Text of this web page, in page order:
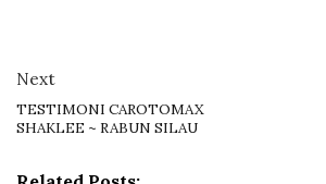
Next
TESTIMONI CAROTOMAX
SHAKLEE ~ RABUN SILAU